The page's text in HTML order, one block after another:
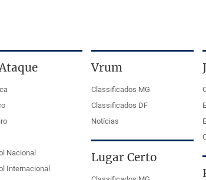
Nacional
Internacional
Vrum
Classificados MG
Classificados DF
Notícias
Lugar Certo